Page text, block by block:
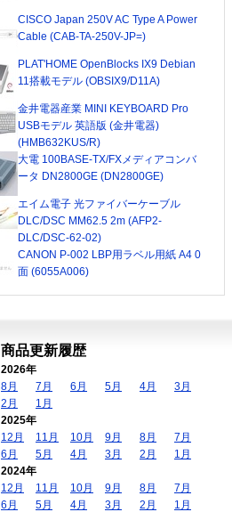
CISCO Japan 250V AC Type A Power
Cable (CAB-TA-250V-JP=)
PLAT'HOME OpenBlocks IX9 Debian
11搭載モデル (OBSIX9/D11A)
金井電器産業 MINI KEYBOARD Pro
USBモデル 英語版 (金井電器)
(HMB632KUS/R)
大電 100BASE-TX/FXメディアコンバ
ータ DN2800GE (DN2800GE)
エイム電子 光ファイバーケーブル
DLC/DSC MM62.5 2m (AFP2-
DLC/DSC-62-02)
CANON P-002 LBP用ラベル用紙 A4 0
面 (6055A006)
商品更新履歴
2026年
8月
7月 6月 5月 4月
3月
2月
1月
2025年
12月
11月 10月 9月 8月
7月
6月
5月 4月 3月 2月
1月
2024年
12月
11月 10月 9月 8月
7月
6月
5月 4月 3月 2月
1月